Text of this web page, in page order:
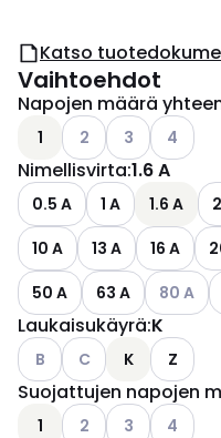
Katso
Vaihtoehdot
Napojen määrä
1 Katso käytettävissä
2 Katso
3 Katso
4
Nimellisvirta:1.6 A
0.5 A 1 A 1.6 A
10 A
13 A 16 A
50 A
63 A Katso
80 A
Laukaisukäyrä:K
Katso käytettävissä
B Katso käytettävissä
C K Z
Suojattujen napojen
1 Katso käytettävissä
2 Katso
3 Katso
4